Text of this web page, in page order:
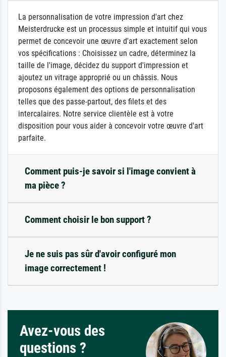
La personnalisation de votre impression d'art chez
Meisterdrucke est un processus simple et intuitif qui vous
permet de concevoir une œuvre d'art exactement selon
vos spécifications : Choisissez un cadre, déterminez la
taille de l'image, décidez du support d'impression et
ajoutez un vitrage approprié ou un châssis. Nous
proposons également des options de personnalisation
telles que des passe-partout, des filets et des
intercalaires. Notre service clientèle est à votre
disposition pour vous aider à concevoir votre œuvre d'art
parfaite.
Comment puis-je savoir si l'image convient à
ma pièce ?
Comment choisir le bon support ?
Je ne suis pas sûr d'avoir configuré mon
image correctement !
Avez-vous des
questions ?